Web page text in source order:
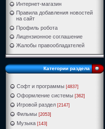
Интернет-магазин
Правила добавления новостей
на сайт
Профиль робота
Лицензионное соглашение
Жалобы правообладателей
Категории раздела
Софт и программы [4837]
Оформление системы [362]
Игровой раздел [2147]
Фильмы [2053]
Музыка [143]